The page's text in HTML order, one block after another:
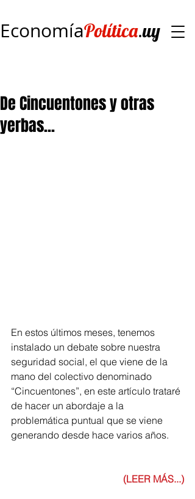
EconomíaPolítica.uy
De Cincuentones y otras
yerbas...
En estos últimos meses, tenemos
instalado un debate sobre nuestra
seguridad social, el que viene de la
mano del colectivo denominado
“Cincuentones”, en este artículo trataré
de hacer un abordaje a la
problemática puntual que se viene
generando desde hace varios años.
(LEER MÁS...)